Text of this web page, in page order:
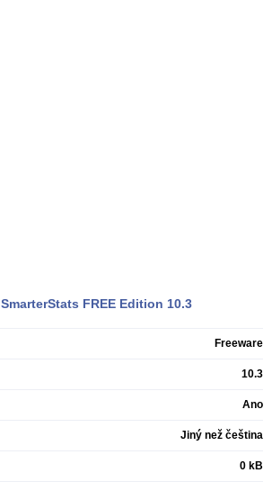
SmarterStats FREE Edition 10.3
Freeware
10.3
Ano
Jiný než čeština
0 kB